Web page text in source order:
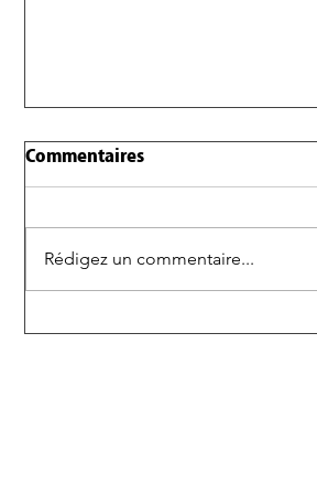
NOUVEAUX RICHES,
Commentaires
Rédigez un commentaire...